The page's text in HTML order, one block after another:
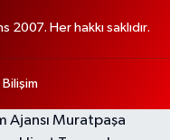
Her hakkı saklıdır.
Bilişim
Ajansı Muratpaşa